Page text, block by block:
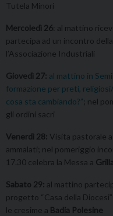
Tutela Minori
Mercoledì 26: al mattino
partecipa ad un incontro
l’Associazione Industriali
Giovedì 27: al mattino in
formazione per preti,
cosa sta cambiando?”; nel
gli ordini sacri
Venerdì 28: Visita pastorale a
ammalati; nel pomeriggio
17.30 celebra la Messa a
Sabato 29: al mattino
progetto “Casa della
le cresime a Badia Polesine